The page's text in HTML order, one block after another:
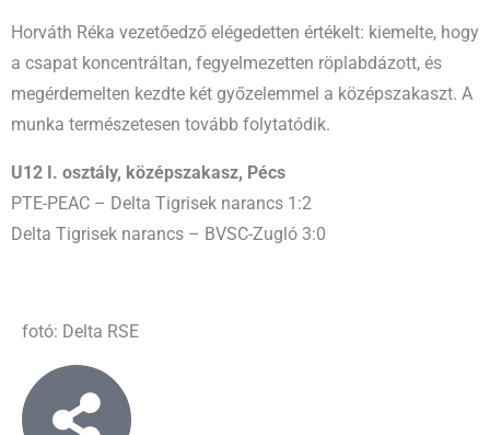
Horváth Réka vezetőedző elégedetten értékelt: kiemelte, hogy
a csapat koncentráltan, fegyelmezetten röplabdázott, és
megérdemelten kezdte két győzelemmel a középszakaszt. A
munka természetesen tovább folytatódik.
U12 I. osztály, középszakasz, Pécs
PTE-PEAC – Delta Tigrisek narancs 1:2
Delta Tigrisek narancs – BVSC-Zugló 3:0
fotó: Delta RSE